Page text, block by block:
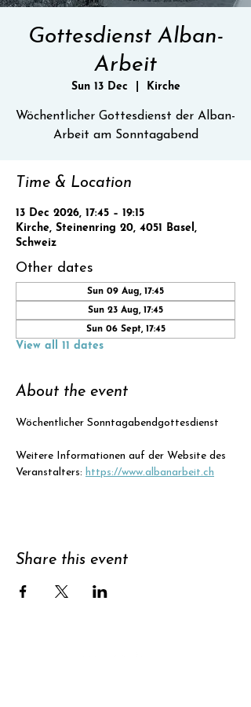
Gottesdienst Alban-
Arbeit
Sun 13 Dec Kirche
Wöchentlicher Gottesdienst der Alban-
Time & Location
13 Dec 2026, 17:45 – 19:15
Kirche, Steinenring 20, 4051 Basel,
Schweiz
Other dates
Sun 09 Aug, 17:45
Sun 23 Aug, 17:45
Sun 06 Sept, 17:45
View all 11 dates
About the event
Wöchentlicher Sonntagabendgottesdienst
Weitere Informationen auf der Website des
Veranstalters: https://www.albanarbeit.ch
Share this event